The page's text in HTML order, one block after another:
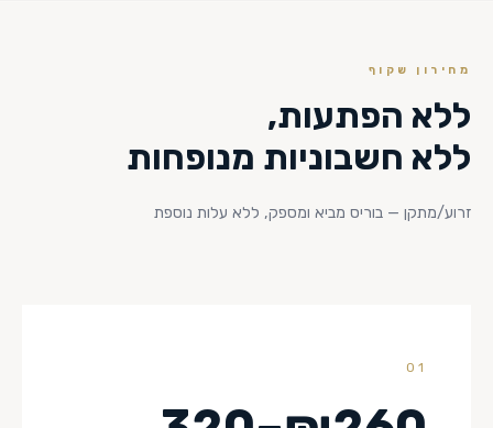
מחירון שקוף
ללא הפתעות,
ללא חשבוניות מנופחות
זרוע/מתקן — בוריס מביא ומספק, ללא עלות נוספת
01